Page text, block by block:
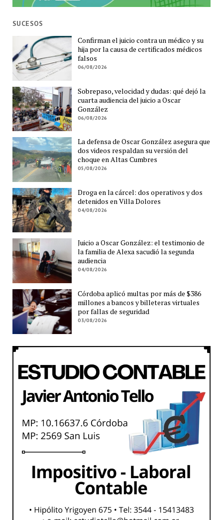
SUCESOS
Confirman el juicio contra un médico y su
hija por la causa de certificados médicos
falsos
06/08/2026
Sobrepaso, velocidad y dudas: qué dejó la
cuarta audiencia del juicio a Oscar
González
06/08/2026
La defensa de Oscar González asegura que
dos videos respaldan su versión del
choque en Altas Cumbres
05/08/2026
Droga en la cárcel: dos operativos y dos
detenidos en Villa Dolores
04/08/2026
Juicio a Oscar González: el testimonio de
la familia de Alexa sacudió la segunda
audiencia
04/08/2026
Córdoba aplicó multas por más de $386
millones a bancos y billeteras virtuales
por fallas de seguridad
03/08/2026